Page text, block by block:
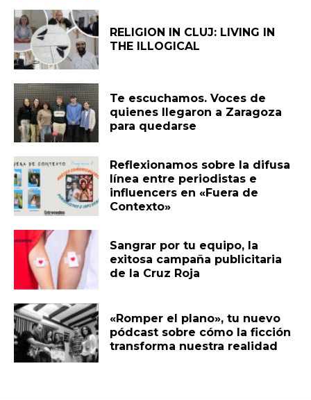
RELIGION IN CLUJ: LIVING IN
THE ILLOGICAL
Te escuchamos. Voces de
quienes llegaron a Zaragoza
para quedarse
Reflexionamos sobre la difusa
línea entre periodistas e
influencers en «Fuera de
Contexto»
Sangrar por tu equipo, la
exitosa campaña publicitaria
de la Cruz Roja
«Romper el plano», tu nuevo
pódcast sobre cómo la ficción
transforma nuestra realidad